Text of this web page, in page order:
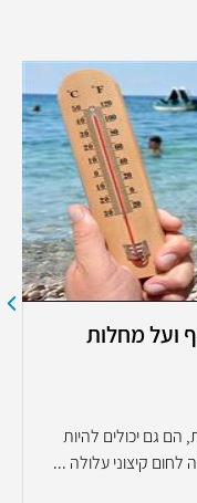
ועל מחלות
הם גם יכולים להיות
קיצוני עלולה ...